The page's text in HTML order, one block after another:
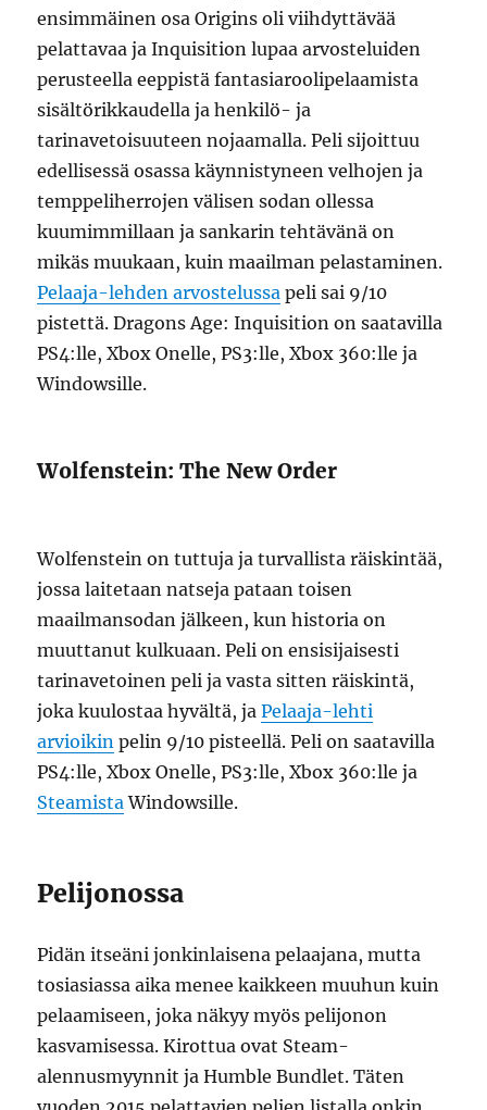
ensimmäinen osa Origins oli viihdyttävää
pelattavaa ja Inquisition lupaa arvosteluiden
perusteella eeppistä fantasiaroolipelaamista
sisältörikkaudella ja henkilö- ja
tarinavetoisuuteen nojaamalla. Peli sijoittuu
edellisessä osassa käynnistyneen velhojen ja
temppeliherrojen välisen sodan ollessa
kuumimmillaan ja sankarin tehtävänä on
mikäs muukaan, kuin maailman pelastaminen.
Pelaaja-lehden arvostelussa peli sai 9/10
pistettä. Dragons Age: Inquisition on saatavilla
PS4:lle, Xbox Onelle, PS3:lle, Xbox 360:lle ja
Windowsille.
Wolfenstein: The New Order
Wolfenstein on tuttuja ja turvallista räiskintää,
jossa laitetaan natseja pataan toisen
maailmansodan jälkeen, kun historia on
muuttanut kulkuaan. Peli on ensisijaisesti
tarinavetoinen peli ja vasta sitten räiskintä,
joka kuulostaa hyvältä, jaPelaaja-lehti
arvioikin pelin 9/10 pisteellä. Peli on saatavilla
PS4:lle, Xbox Onelle, PS3:lle, Xbox 360:lle ja
SteamistaWindowsille.
Pelijonossa
Pidän itseäni jonkinlaisena pelaajana, mutta
tosiasiassa aika menee kaikkeen muuhun kuin
pelaamiseen, joka näkyy myös pelijonon
kasvamisessa. Kirottua ovat Steam-
alennusmyynnit ja Humble Bundlet. Täten